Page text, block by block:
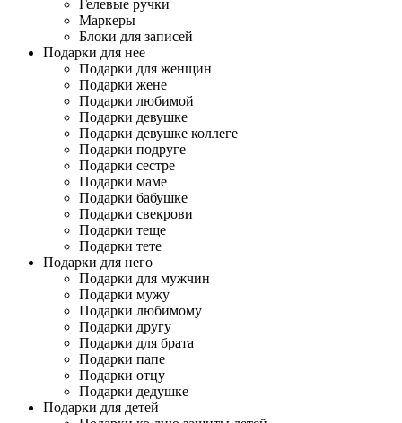
Гелевые ручки
Маркеры
Блоки для записей
Подарки для нее
Подарки для женщин
Подарки жене
Подарки любимой
Подарки девушке
Подарки девушке коллеге
Подарки подруге
Подарки сестре
Подарки маме
Подарки бабушке
Подарки свекрови
Подарки теще
Подарки тете
Подарки для него
Подарки для мужчин
Подарки мужу
Подарки любимому
Подарки другу
Подарки для брата
Подарки папе
Подарки отцу
Подарки дедушке
Подарки для детей